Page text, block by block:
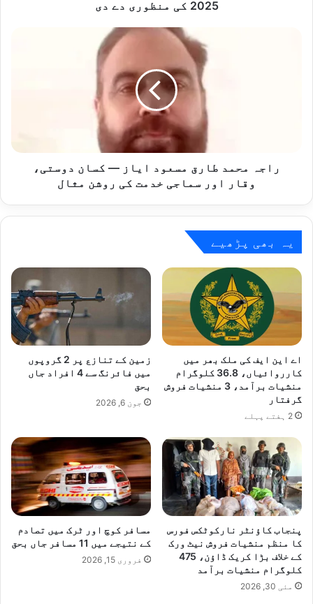
2025 کی منظوری دے دی
راجہ محمد طارق مسعود ایاز — کسان دوستی،
وقار اور سماجی خدمت کی روشن مثال
یہ بھی پڑھیے
اے این ایف کی ملک بھر میں
کارروائیاں، 36.8 کلوگرام
منشیات برآمد، 3 منشیات فروش
گرفتار
2 ہفتے پہلے
زمین کے تنازع پر 2 گروپوں
میں فائرنگ سے 4 افراد جاں
بحق
جون 6, 2026
پنجاب کاؤنٹر نارکوٹکس فورس
کا منظم منشیات فروش نیٹ ورک
کے خلاف بڑا کریک ڈاؤن، 475
کلوگرام منشیات برآمد
مئی 30, 2026
مسافر کوچ اور ٹرک میں تصادم
کے نتیجے میں 11 مسافر جاں بحق
فروری 15, 2026